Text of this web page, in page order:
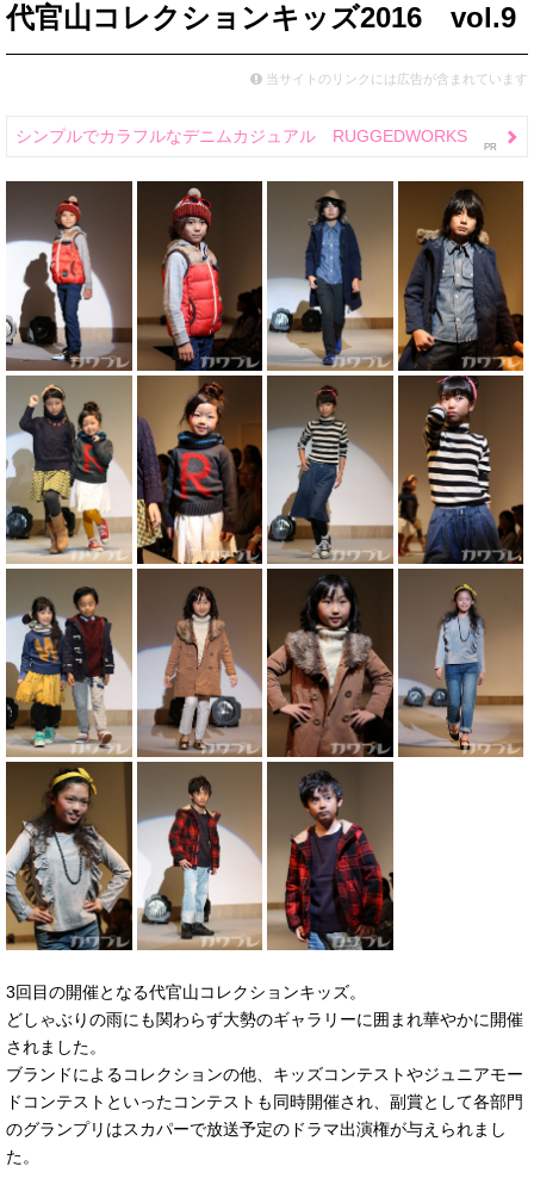
代官山コレクションキッズ2016 vol.9
当サイトのリンクには広告が含まれています
シンプルでカラフルなデニムカジュアル RUGGEDWORKS
3回目の開催となる代官山コレクションキッズ。
どしゃぶりの雨にも関わらず大勢のギャラリーに囲まれ華やかに開催
されました。
ブランドによるコレクションの他、キッズコンテストやジュニアモー
ドコンテストといったコンテストも同時開催され、副賞として各部門
のグランプリはスカパーで放送予定のドラマ出演権が与えられまし
た。